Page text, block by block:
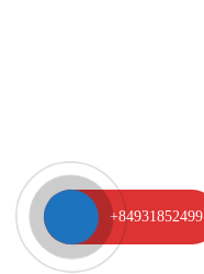
+84931852499